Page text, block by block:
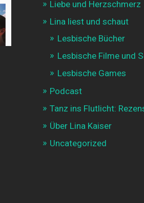
Liebe und Herzschmerz
Lina liest und schaut
Lesbische Bücher
Lesbische Filme und
Lesbische Games
Podcast
Tanz ins Flutlicht:
Über Lina Kaiser
Uncategorized